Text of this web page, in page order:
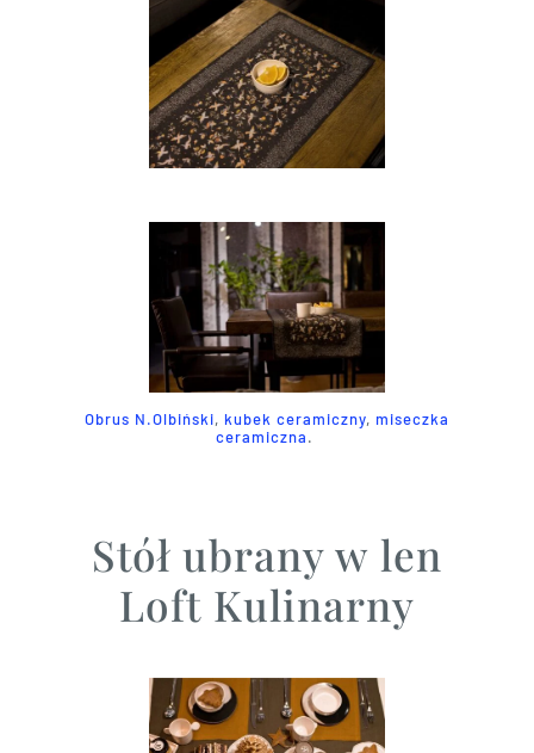
Obrus N.Olbiński, kubek ceramiczny, miseczka
ceramiczna.
Stół ubrany w len
Loft Kulinarny